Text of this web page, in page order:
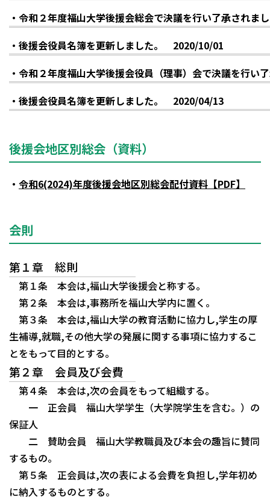
・令和２年度福山大学後援会総会で決議を行い了承され
・後援会役員名簿を更新しました。 2020/10/01
・令和２年度福山大学後援会役員（理事）会で決議を行
・後援会役員名簿を更新しました。 2020/04/13
後援会地区別総会（資料）
・ 令和6(2024)年度後援会地区別総会配付資料【PDF】
会則
第１章 総則
第１条 本会は,福山大学後援会と称する。
第２条 本会は,事務所を福山大学内に置く。
第３条 本会は,福山大学の教育活動に協力し,学生の厚
生補導,就職,その他大学の発展に関する事項に協力するこ
とをもって目的とする。
第２章 会員及び会費
第４条 本会は,次の会員をもって組織する。
一 正会員 福山大学学生（大学院学生を含む。）の
保証人
二 賛助会員 福山大学教職員及び本会の趣旨に賛同
するもの。
第５条 正会員は,次の表による会費を負担し,学年初め
に納入するものとする。